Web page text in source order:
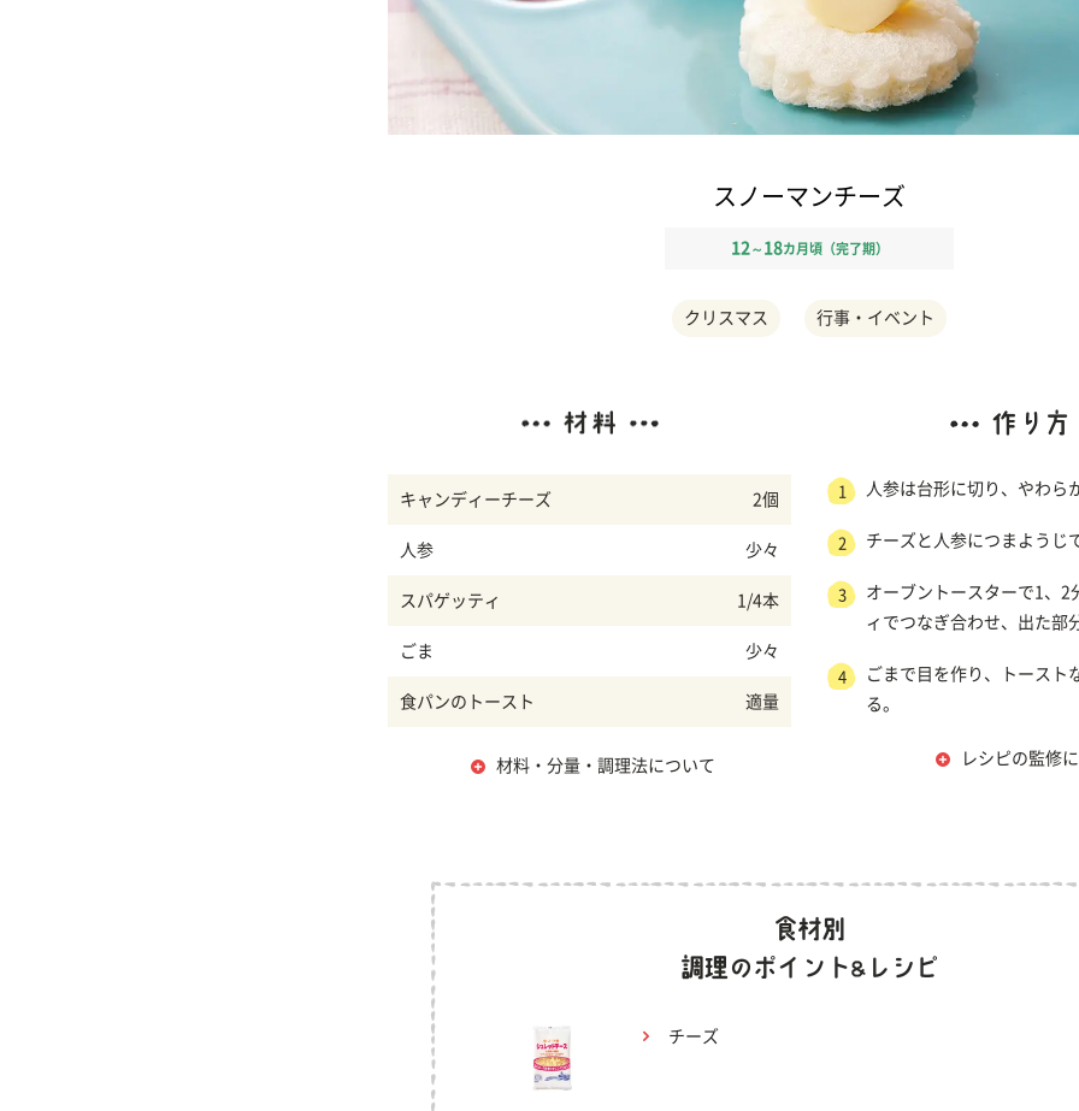
スノーマンチーズ
12 ～ 18カ月頃（完了期）
クリスマス 行事・イベント
キャンディーチーズ 2個
人参 少々
スパゲッティ 1/4本
ごま 少々
食パンのトースト 適量
材料・分量・調理法について
1 人参は台形に切り、やわら
2 チーズと人参につまようじ
3
オーブントースターで1、2
ィでつなぎ合わせ、出た部
4
ごまで目を作り、トースト
る。
レシピの監修
チーズ